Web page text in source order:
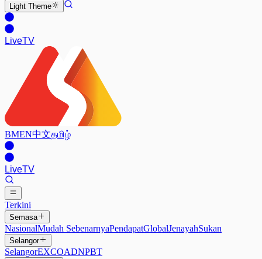
Light Theme
LiveTV
BMEN中文தமிழ்
LiveTV
Terkini
Semasa
NasionalMudah SebenarnyaPendapatGlobalJenayahSukan
Selangor
SelangorEXCOADNPBT